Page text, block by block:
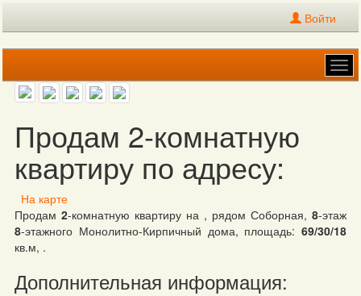
Войти
Продам 2-комнатную
квартиру по адресу:
На карте
Продам 2-комнатную квартиру на , рядом Соборная, 8-этаж
8-этажного Монолитно-Кирпичный дома, площадь: 69/30/18
кв.м, .
Дополнительная информация: